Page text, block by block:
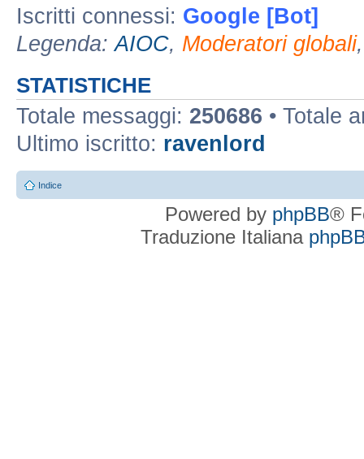
Iscritti connessi: Google [Bot]
Legenda:AIOC, Moderatori globali
STATISTICHE
Totale messaggi: 250686 • Totale
Ultimo iscritto: ravenlord
Indice
Powered by phpBB®
Traduzione Italiana